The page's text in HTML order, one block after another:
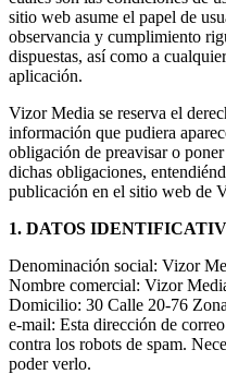
sitio web asume el papel de
observancia y cumplimiento
dispuestas, así como a
aplicación.
Vizor Media se reserva el
información que pudiera
obligación de preavisar o
dichas obligaciones,
publicación en el sitio web de
1. DATOS
Denominación social: Vizor
Nombre comercial: Vizor
Domicilio: 30 Calle 20-76
e-mail: Esta dirección de
contra los robots de spam.
poder verlo.